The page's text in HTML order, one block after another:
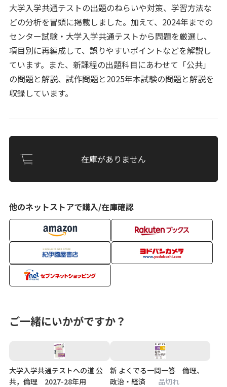
大学入学共通テストの出題のねらいや対策、学習方法な
どの分析を冒頭に掲載しました。加えて、2024年までの
センター試験・大学入学共通テストから問題を厳選し、
項目別に再編成して、誤りやすいポイントなどを解説し
ています。また、新課程の出題科目にあわせて「公共」
の問題と解説、試作問題と2025年本試験の問題と解説を
収録しています。
在庫がありません
他のネットストアで購入/在庫確認
ご一緒にいかがですか？
大学入学共通テストへの道 公
共，倫理 2027-28年用
新 よくでる一問一答 倫理、
政治・経済
品切れ